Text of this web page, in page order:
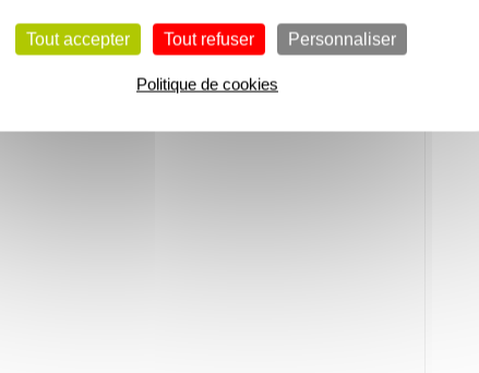
Tout accepter Tout refuser Personnaliser
Politique de cookies